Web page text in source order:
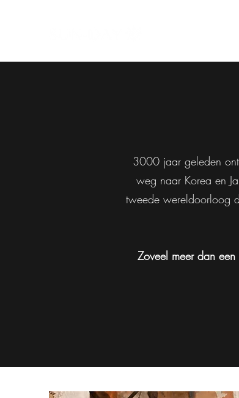
3000 jaar geleden
weg naar Korea en
tweede wereldoorloog
Zoveel meer dan